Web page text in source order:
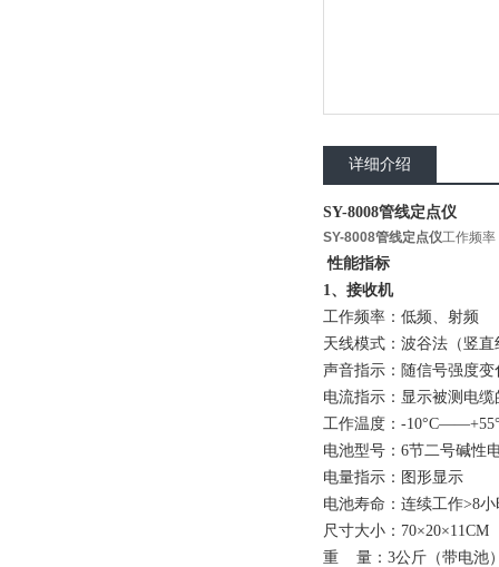
详细介绍
SY-8008管线定点仪
SY-8008管线定点仪工作频率
性能指标
1、接收机
工作频率：低频、射频
天线模式：波谷法（竖
声音指示：随信号强度
电流指示：显示被测电
工作温度：-
电池型号：6节二号碱性
电量指示：图形显示
电池寿命：连续工作>8
尺寸大小：70×20×11CM
重 量：3公斤（带电池